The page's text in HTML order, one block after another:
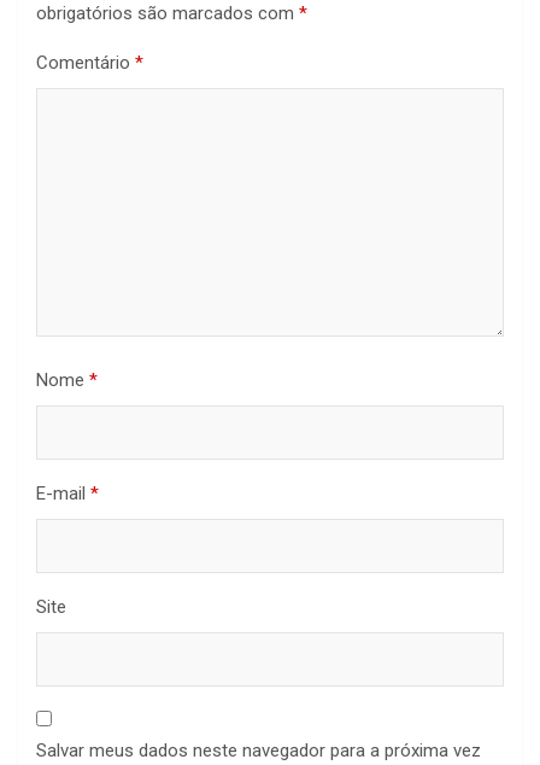
obrigatórios são marcados com *
Comentário *
Nome *
E-mail *
Site
Salvar meus dados neste navegador para a próxima vez